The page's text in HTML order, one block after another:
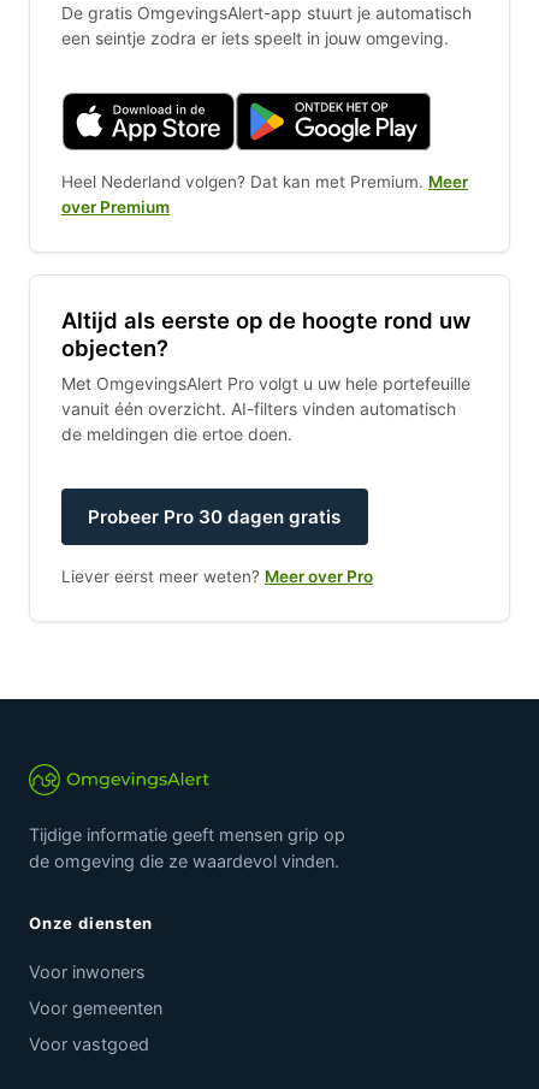
De gratis OmgevingsAlert-app stuurt je automatisch
een seintje zodra er iets speelt in jouw omgeving.
Heel Nederland volgen? Dat kan met Premium. Meer
over Premium
Altijd als eerste op de hoogte rond uw
objecten?
Met OmgevingsAlert Pro volgt u uw hele portefeuille
vanuit één overzicht. AI-filters vinden automatisch
de meldingen die ertoe doen.
Probeer Pro 30 dagen gratis
Liever eerst meer weten? Meer over Pro
Tijdige informatie geeft mensen grip op
de omgeving die ze waardevol vinden.
Onze diensten
Voor inwoners
Voor gemeenten
Voor vastgoed